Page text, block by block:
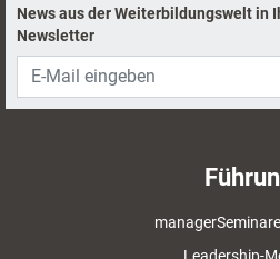
News aus der Weiterbildungswelt in
Newsletter
Leadership-